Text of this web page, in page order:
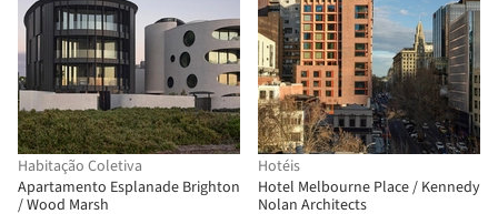
Habitação Coletiva
Apartamento Esplanade Brighton
/ Wood Marsh
Hotéis
Hotel Melbourne Place / Kennedy
Nolan Architects